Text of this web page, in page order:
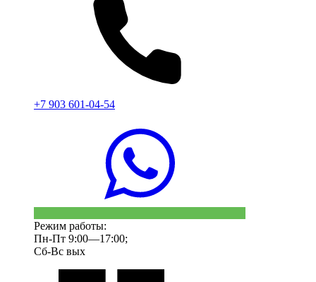
+7 903 601-04-54
Режим работы:
Пн-Пт 9:00—17:00;
Сб-Вс вых